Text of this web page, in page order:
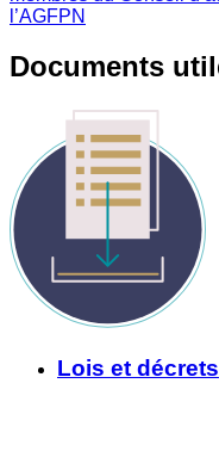
l’AGFPN
Documents
Lois et décrets